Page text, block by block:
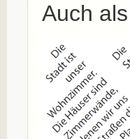
Auch